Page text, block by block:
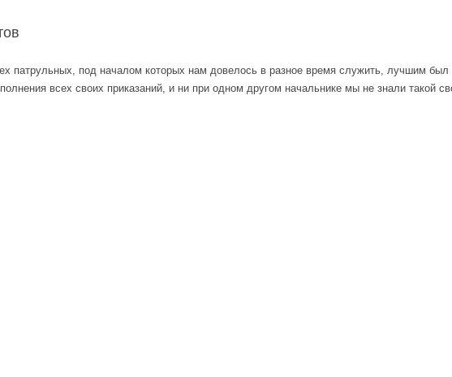
патрульных, под началом которых нам довелось в разное время служить, лучшим
всех своих приказаний, и ни при одном другом начальнике мы не знали